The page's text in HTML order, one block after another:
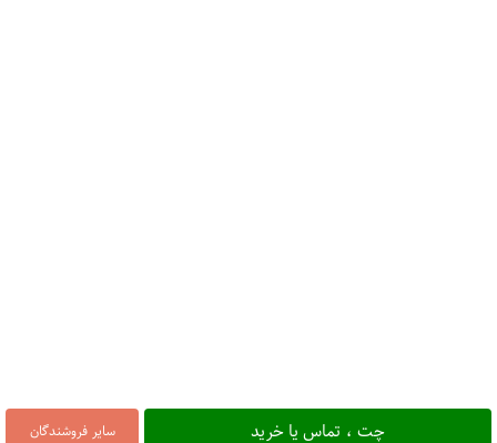
سایر فروشندگان چت ، تماس یا خرید